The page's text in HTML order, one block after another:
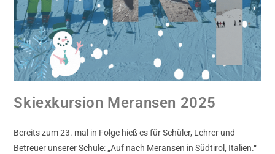
Skiexkursion Meransen 2025
Bereits zum 23. mal in Folge hieß es für Schüler, Lehrer und
Betreuer unserer Schule: „Auf nach Meransen in Südtirol, Italien.“